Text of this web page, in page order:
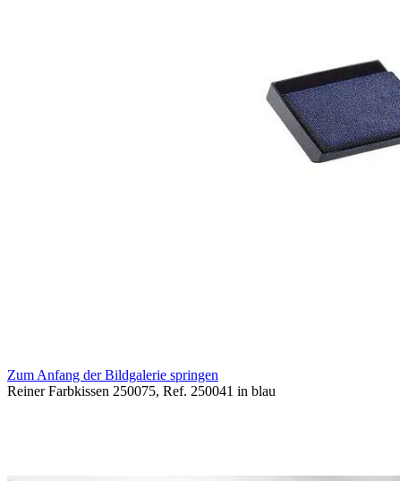
Zum Anfang der Bildgalerie springen
Reiner Farbkissen 250075, Ref. 250041 in blau